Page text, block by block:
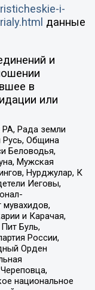
i-
данные
и
в
или
РА, Рада земли
Община
Беловодья,
Мужская
Нурджулар, К
Иеговы,
и Карачая,
Буль,
России,
Орден
национальное